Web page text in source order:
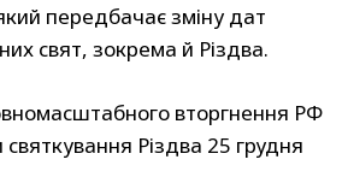
передбачає зміну дат
свят, зокрема й Різдва.
вторгнення РФ
святкування Різдва 25 грудня